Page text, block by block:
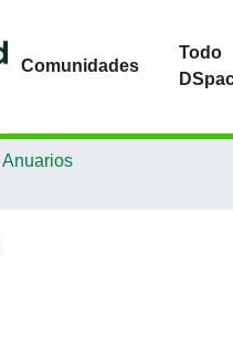
Comunidades
Todo
Anuarios